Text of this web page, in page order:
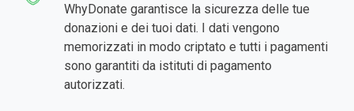
WhyDonate garantisce la sicurezza delle tue
donazioni e dei tuoi dati. I dati vengono
memorizzati in modo criptato e tutti i pagamenti
sono garantiti da istituti di pagamento
autorizzati.